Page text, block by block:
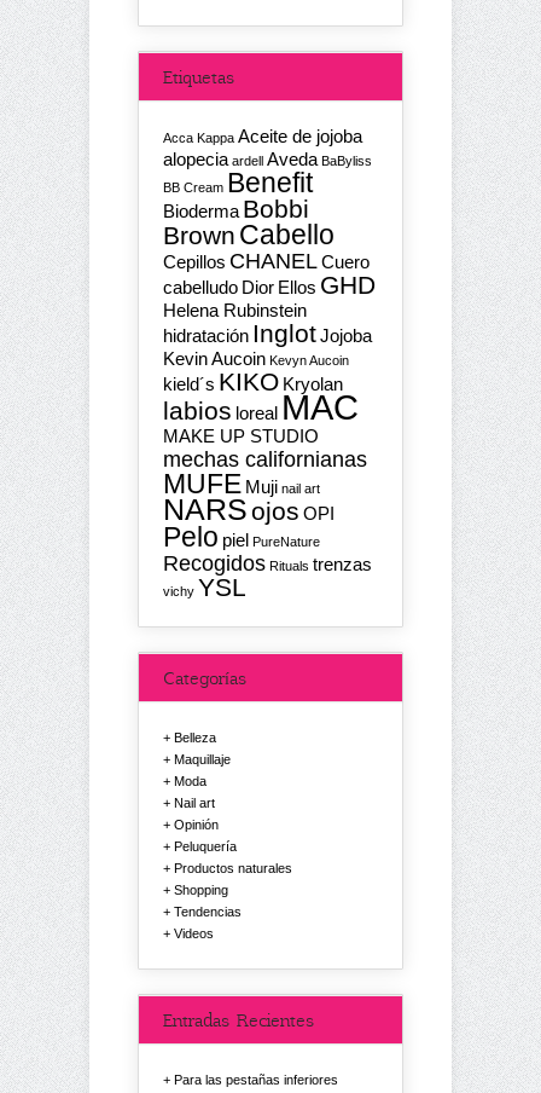
Etiquetas
Acca Kappa Aceite de jojoba
alopecia ardell Aveda BaByliss
BB Cream Benefit
Bioderma Bobbi
Brown Cabello
Cepillos CHANELCuero
cabelludo Dior Ellos GHD
Helena Rubinstein
hidratación InglotJojoba
Kevin Aucoin Kevyn Aucoin
kield´s KIKO Kryolan
labios loreal MAC
MAKE UP STUDIO
mechas californianas
MUFE Muji nail art
NARSojos OPI
Pelo piel PureNature
Recogidos Rituals trenzas
vichy YSL
Categorías
Belleza
Maquillaje
Moda
Nail art
Opinión
Peluquería
Productos naturales
Shopping
Tendencias
Videos
Entradas Recientes
Para las pestañas inferiores